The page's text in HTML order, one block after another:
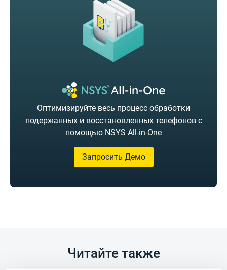
Оптимизируйте весь процесс обработки
подержанных и восстановленных телефонов с
помощью NSYS All-in-One
Запросить Демо
Читайте также